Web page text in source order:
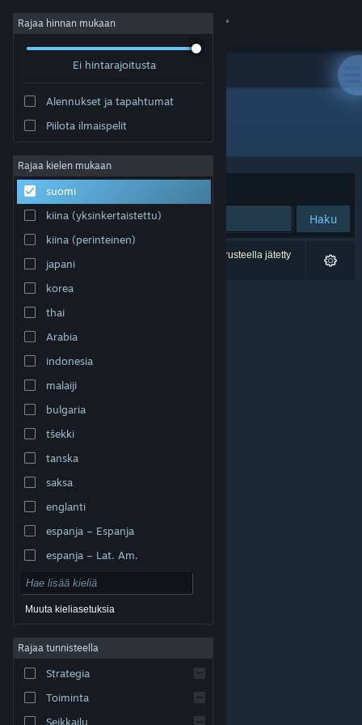
Kirjaudu sisään
Tietoa
Tuki
Vaihda kieli
Hanki Steam-mobiilisovellus
Näytä työpöytäsivusto
© Valve Corporation. Kaikki oikeudet pidätetään. Kaikki
Yhdysvalloissa ja kaikkialla maailmassa.
Helppokäyttötoiminnot
Hyvitykset|Evästeet
Rajaa hinnan mukaan
Ei hintarajoitusta
Alennukset ja tapahtumat
Piilota ilmaispelit
Rajaa kielen mukaan
suomi
kiina (yksinkertaistettu)
kiina (perinteinen)
japani
korea
thai
Arabia
indonesia
malaiji
bulgaria
tšekki
tanska
saksa
englanti
espanja – Espanja
espanja – Lat. Am.
Muuta kieliasetuksia
Rajaa tunnisteella
Strategia
Toiminta
Seikkailu
Kehittäjä: Oktay ŞAHİN
Järjestelyperuste
Haku
0 tulosta vastaa hakuasi. 1 peli on asetustesi perusteella jätetty
pois.